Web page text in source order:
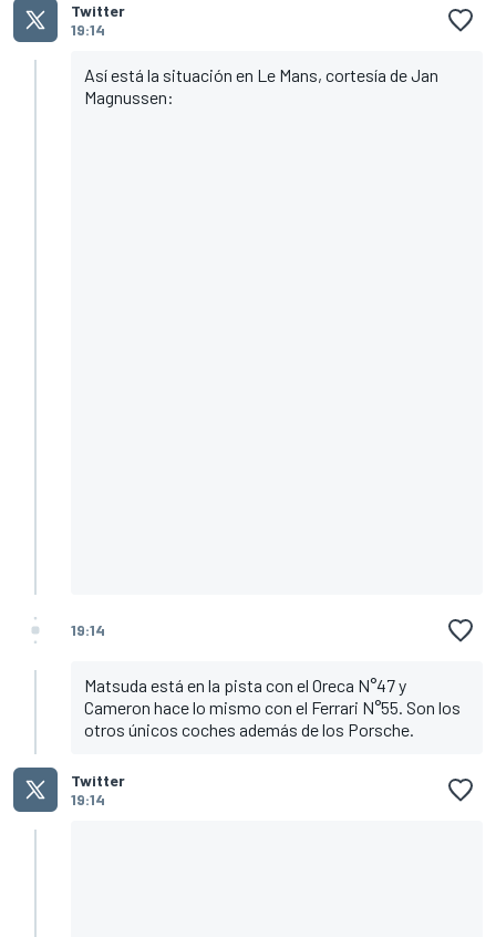
Twitter
19:14
Así está la situación en Le Mans, cortesía de Jan
Magnussen:
19:14
Matsuda está en la pista con el Oreca N°47 y
Cameron hace lo mismo con el Ferrari N°55. Son los
otros únicos coches además de los Porsche.
Twitter
19:14